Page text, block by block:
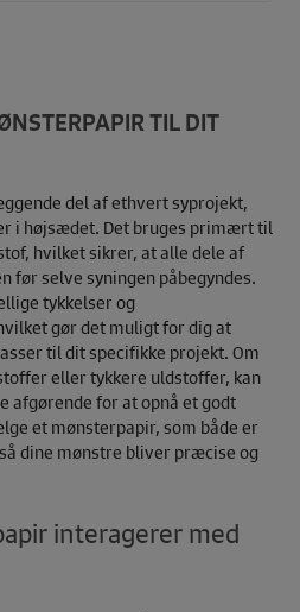
TIL DIT
del af ethvert syprojekt,
i højsædet. Det bruges primært til
hvilket sikrer, at alle dele af
før selve syningen påbegyndes.
tykkelser og
gør det muligt for dig at
til dit specifikke projekt. Om
eller tykkere uldstoffer, kan
for at opnå et godt
et mønsterpapir, som både er
dine mønstre bliver præcise og
interagerer med